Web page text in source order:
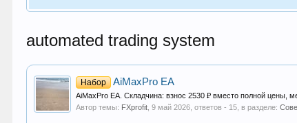
automated trading system
Набор AiMaxPro EA
AiMaxPro EA. Складчина: взнос 2530 ₽ вместо полной цены,
Автор темы: FXprofit ,9 май 2026 , ответов - 15, в разделе: